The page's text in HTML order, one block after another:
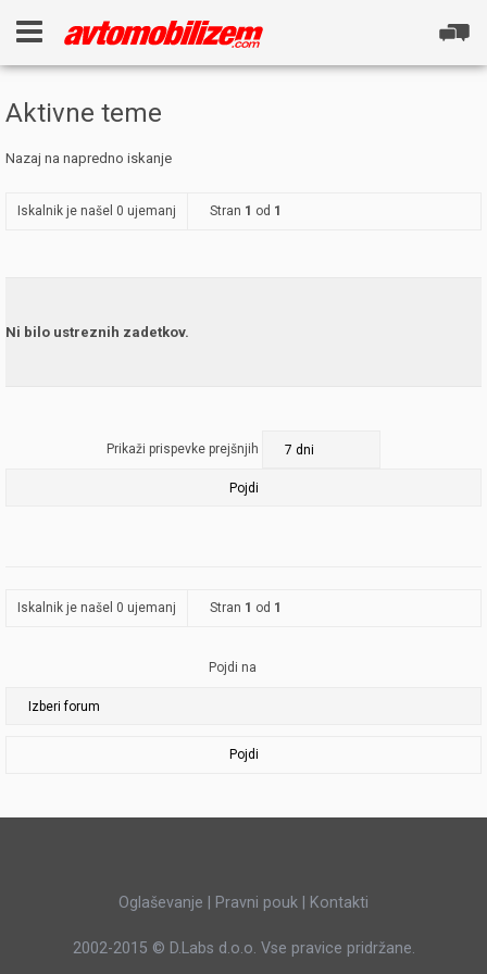
Aktivne teme
Nazaj na napredno iskanje
Iskalnik je našel 0 ujemanj Stran 1 od 1
Ni bilo ustreznih zadetkov.
Prikaži prispevke prejšnjih
Iskalnik je našel 0 ujemanj Stran 1 od 1
Pojdi na
Pojdi
Oglaševanje Pravni pouk Kontakti
2002-2015 © D.Labs d.o.o. Vse pravice pridržane.